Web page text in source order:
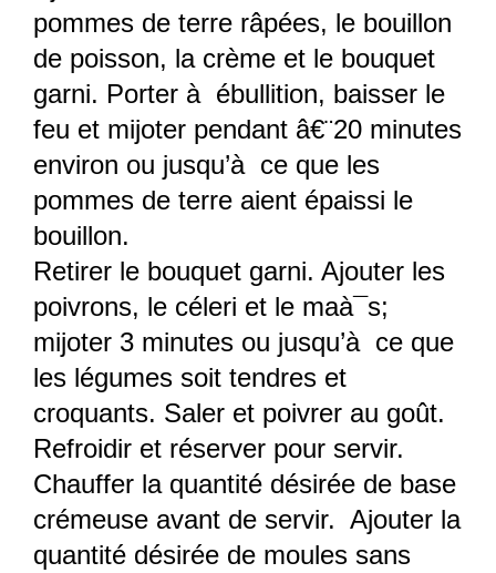
pommes de terre râpées, le bouillon
de poisson, la crème et le bouquet
garni. Porter à ébullition, baisser le
feu et mijoter pendant â€¨20 minutes
environ ou jusqu’à ce que les
pommes de terre aient épaissi le
bouillon.
Retirer le bouquet garni. Ajouter les
poivrons, le céleri et le maà¯s;
mijoter 3 minutes ou jusqu’à ce que
les légumes soit tendres et
croquants. Saler et poivrer au goût.
Refroidir et réserver pour servir.
Chauffer la quantité désirée de base
crémeuse avant de servir. Ajouter la
quantité désirée de moules sans